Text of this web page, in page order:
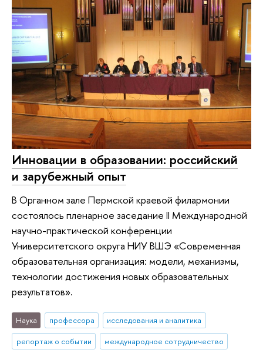
Инновации в образовании: российский
и зарубежный опыт
В Органном зале Пермской краевой филармонии
состоялось пленарное заседание II Международной
научно-практической конференции
Университетского округа НИУ ВШЭ «Современная
образовательная организация: модели, механизмы,
технологии до­стижения новых образовательных
результатов».
Наука профессора
исследования и аналитика
репортаж о событии
международное сотрудничество